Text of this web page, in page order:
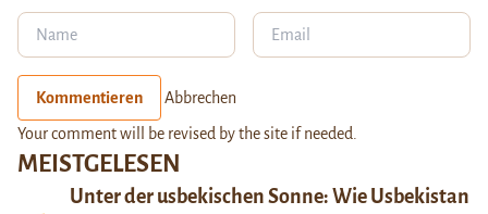
MEISTGELESEN
Unter der usbekischen Sonne: Wie Usbekistan
Kommentieren Abbrechen
Your comment will be revised by the site if needed.